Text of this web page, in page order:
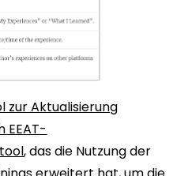
zur Aktualisierung
EEAT-
, das die Nutzung der